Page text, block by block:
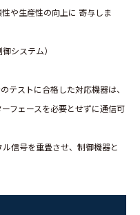
や生産性の向上に 寄与しま
システム）
テストに合格した対応機器は、
フェースを必要とせずに通信可
信号を重畳させ、制御機器と